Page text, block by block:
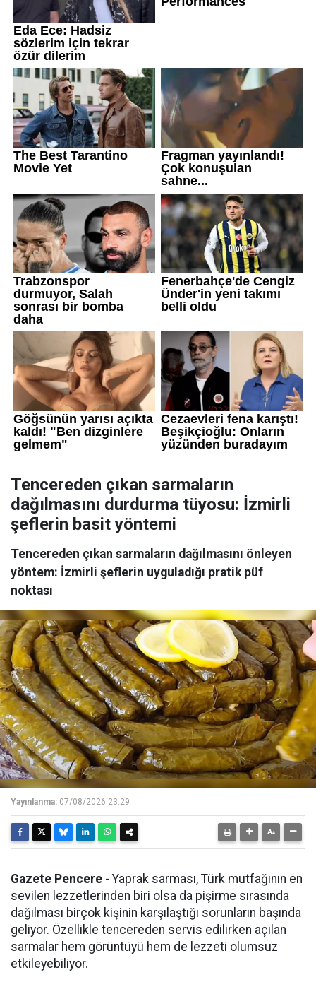
Tencereden çıkan sarmaların
dağılmasını durdurma tüyosu: İzmirli
şeflerin basit yöntemi
Tencereden çıkan sarmaların dağılmasını önleyen
yöntem: İzmirli şeflerin uyguladığı pratik püf
noktası
Yayınlanma: 07/08/2026 23:29
Gazete Pencere - Yaprak sarması, Türk mutfağının en
sevilen lezzetlerinden biri olsa da pişirme sırasında
dağılması birçok kişinin karşılaştığı sorunların başında
geliyor. Özellikle tencereden servis edilirken açılan
sarmalar hem görüntüyü hem de lezzeti olumsuz
etkileyebiliyor.